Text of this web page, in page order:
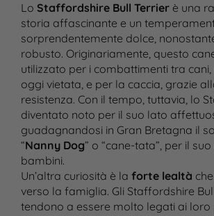
Lo Staffordshire Bull Terrierè una
storia affascinante e un
sorprendentemente dolce,
robusto. Originariamente, questo
utilizzato per i combattimenti tra
oggi vietata, e per la caccia, grazie
resistenza. Con il tempo, tuttavia, lo
diventato noto per il suo lato
guadagnandosi in Gran Bretagna il
“Nanny Dog” o “cane-tata”, per il
bambini.
Un’altra curiosità è la forte lealtà
verso la famiglia. Gli Staffordshire
tendono a essere molto legati ai loro